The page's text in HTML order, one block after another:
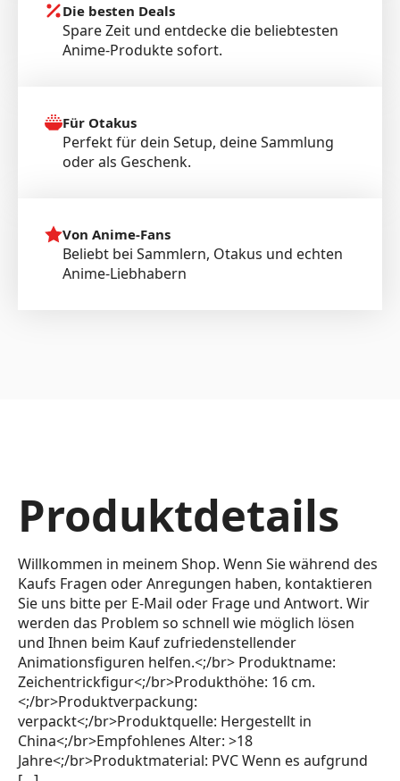
Die besten Deals
Spare Zeit und entdecke die beliebtesten
Anime-Produkte sofort.
Für Otakus
Perfekt für dein Setup, deine Sammlung
oder als Geschenk.
Von Anime-Fans
Beliebt bei Sammlern, Otakus und echten
Anime-Liebhabern
Produktdetails
Willkommen in meinem Shop. Wenn Sie während des
Kaufs Fragen oder Anregungen haben, kontaktieren
Sie uns bitte per E-Mail oder Frage und Antwort. Wir
werden das Problem so schnell wie möglich lösen
und Ihnen beim Kauf zufriedenstellender
Animationsfiguren helfen.<;/br> Produktname:
Zeichentrickfigur<;/br>Produkthöhe: 16 cm.
<;/br>Produktverpackung:
verpackt<;/br>Produktquelle: Hergestellt in
China<;/br>Empfohlenes Alter: >18
Jahre<;/br>Produktmaterial: PVC Wenn es aufgrund